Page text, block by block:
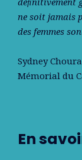
ne soit jamais
des femmes
Sydney
Mémorial du
En